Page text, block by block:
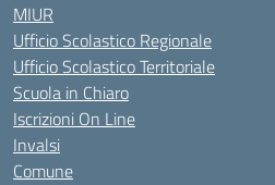
MIUR
Ufficio Scolastico Regionale
Ufficio Scolastico Territoriale
Scuola in Chiaro
Iscrizioni On Line
Invalsi
Comune